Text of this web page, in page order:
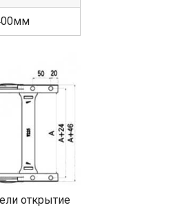
открытие